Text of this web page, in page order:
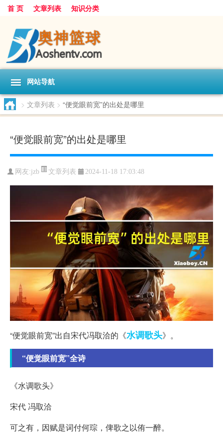
首 页 文章列表 知识分类
网站导航
> 文章列表 > “便觉眼前宽”的出处是哪里
“便觉眼前宽”的出处是哪里
网友:jzb 文章列表 2024-11-18 17:03:48
“便觉眼前宽”出自宋代冯取洽的《水调歌头》。
“便觉眼前宽”全诗
《水调歌头》
宋代 冯取洽
可之有，因赋是词付何琮，俾歌之以侑一醉。